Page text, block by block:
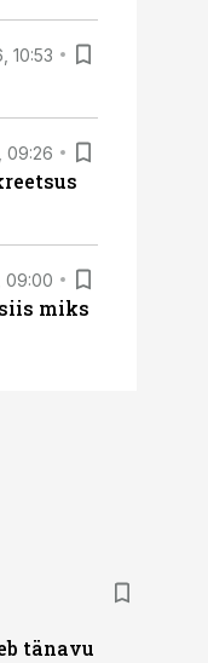
10:53
09:26
09:00
miks
tänavu